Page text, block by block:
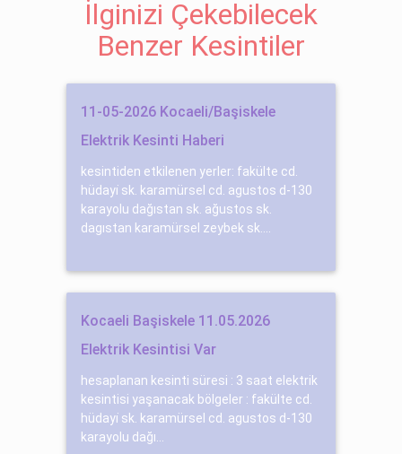
İlginizi Çekebilecek
Benzer Kesintiler
11-05-2026 Kocaeli/Başiskele
Elektrik Kesinti Haberi
kesintiden etkilenen yerler: fakülte cd.
hüdayi̇ sk. karamürsel cd. agustos d-130
karayolu dağıstan sk. ağustos sk.
dagıstan karamürsel zeybek sk....
Kocaeli Başiskele 11.05.2026
Elektrik Kesintisi Var
hesaplanan kesinti süresi : 3 saat elektrik
kesintisi yaşanacak bölgeler : fakülte cd.
hüdayi̇ sk. karamürsel cd. agustos d-130
karayolu dağı...